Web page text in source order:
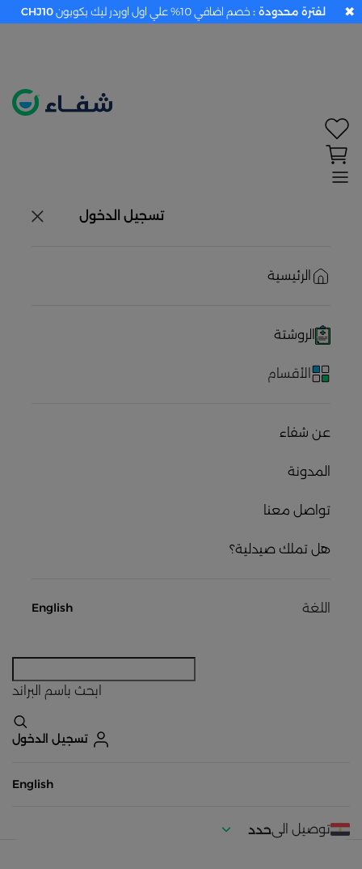
تسجيل الدخول
الرئيسية
الروشتة
الأقسام
عن شفاء
المدونة
تواصل معنا
هل تملك صيدلية؟
اللغة English
ابحث باسم البراند
تسجيل الدخول
English
توصيل الىحدد
لفترة محدودة : خصم اضافي 10% علي اول اوردر ليك بكوبون CHJ10 ✖